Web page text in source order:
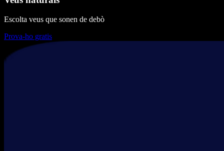
Escolta veus que sonen de debò
Prova-ho gratis